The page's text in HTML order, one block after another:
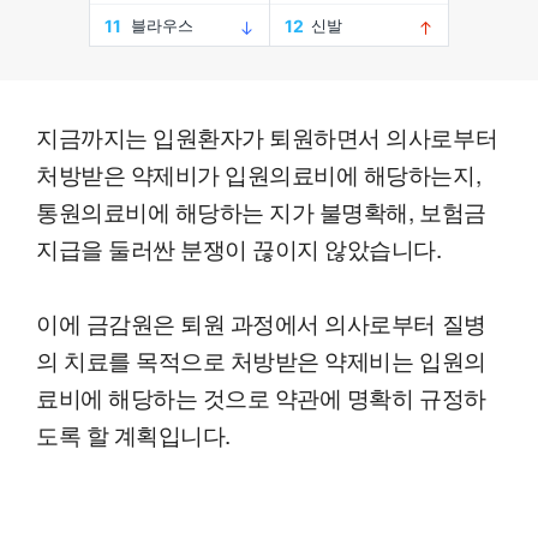
지금까지는 입원환자가 퇴원하면서 의사로부터
처방받은 약제비가 입원의료비에 해당하는지,
통원의료비에 해당하는 지가 불명확해, 보험금
지급을 둘러싼 분쟁이 끊이지 않았습니다.
이에 금감원은 퇴원 과정에서 의사로부터 질병
의 치료를 목적으로 처방받은 약제비는 입원의
료비에 해당하는 것으로 약관에 명확히 규정하
도록 할 계획입니다.